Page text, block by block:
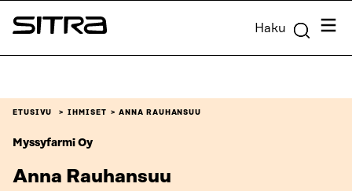
Siirry
suoraan
Sitra Haku
ETUSIVU IHMISET ANNA RAUHANSUU
Myssyfarmi Oy
Anna Rauhansuu